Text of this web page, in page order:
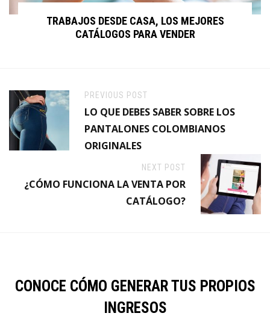
TRABAJOS DESDE CASA, LOS MEJORES
CATÁLOGOS PARA VENDER
PREVIOUS POST
LO QUE DEBES SABER SOBRE LOS
PANTALONES COLOMBIANOS
ORIGINALES
NEXT POST
¿CÓMO FUNCIONA LA VENTA POR
CATÁLOGO?
CONOCE CÓMO GENERAR TUS PROPIOS
INGRESOS